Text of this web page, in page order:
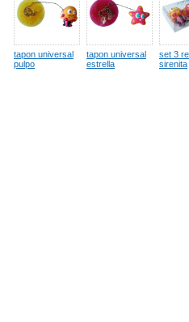
tapon universal
pulpo
tapon universal
estrella
set 3
sirenita